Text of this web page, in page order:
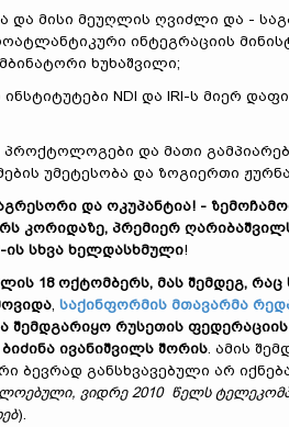
და მისი მეუღლის ღვიძლი და -
ინტეგრაციის
ხუხაშვილი;
NDI და IRI-ს მიერ
პროქტოლოგები და მათი
უმეტესობა და ზოგიერთი
და ოკუპანტია! -
კორიდაზე, პრემიერ ღარიბაშვილს
ის სხვა ხელდასხმული!
18 ოქტომბერს, მას შემდეგ,
, საქინფორმის მთავარმა
შემდგარიყო რუსეთის
ივანიშვილს შორის. ამის
ბევრად განსხვავებული არ
ვიდრე 2010 წელს
).